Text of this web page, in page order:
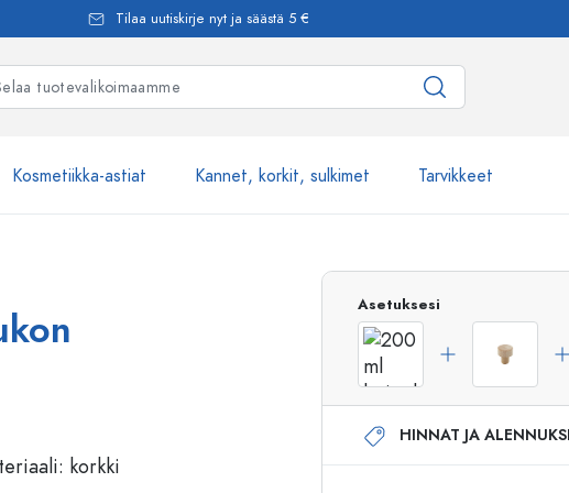
Tilaa uutiskirje nyt ja säästä 5 €
Kosmetiikka-astiat Kannet, korkit, sulkimet Tarvikkeet
Spraypullot
Airless-pumppupullot
Roll-on-pullot
Asetuksesi
HINNAT JA